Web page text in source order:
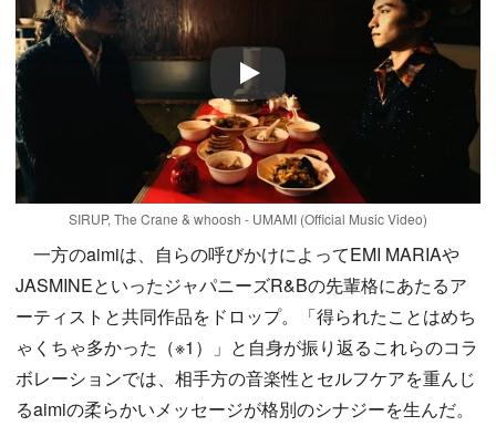
Play
SIRUP, The Crane & whoosh - UMAMI (Official Music Video)
一方のaimiは、自らの呼びかけによってEMI MARIAや
JASMINEといったジャパニーズR&Bの先輩格にあたるア
ーティストと共同作品をドロップ。「得られたことはめち
ゃくちゃ多かった（※1）」と自身が振り返るこれらのコラ
ボレーションでは、相手方の音楽性とセルフケアを重んじ
るaimiの柔らかいメッセージが格別のシナジーを生んだ。